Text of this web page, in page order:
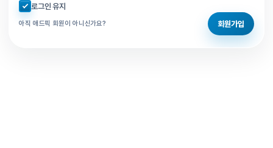
자동로그인 체크
로그인 유지
아직 애드픽 회원이 아니신가요? 회원가입